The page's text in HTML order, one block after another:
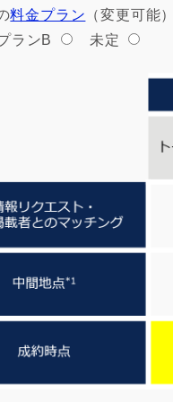
料金プラン （変更可能
ランB 未定